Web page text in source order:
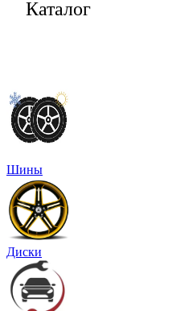
Каталог
Шины
Диски